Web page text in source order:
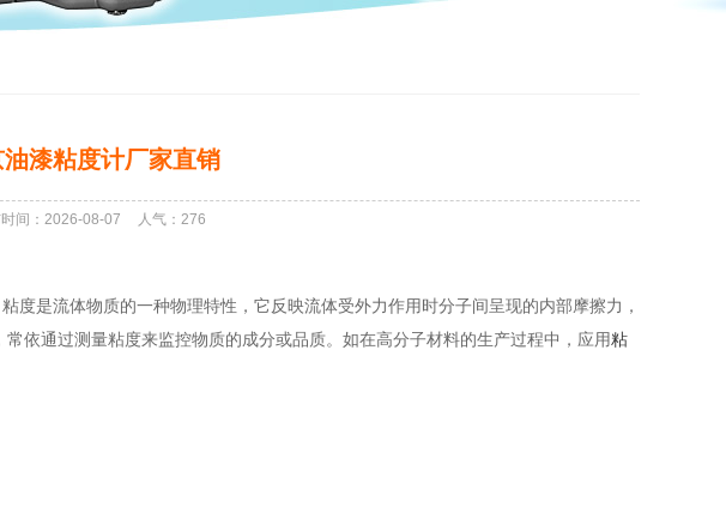
漆粘度计厂家直销
间：2026-08-07 人气： 276
度是流体物质的一种物理特性，它反映流体受外力作用时分子间呈现的内部摩擦力，
依通过测量粘度来监控物质的成分或品质。如在高分子材料的生产过程中，应用粘